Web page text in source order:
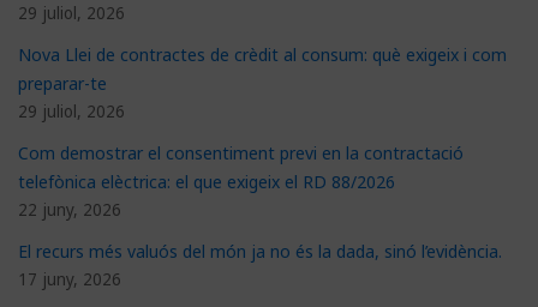
29 juliol, 2026
Nova Llei de contractes de crèdit al consum: què exigeix i com
preparar-te
29 juliol, 2026
Com demostrar el consentiment previ en la contractació
telefònica elèctrica: el que exigeix el RD 88/2026
22 juny, 2026
El recurs més valuós del món ja no és la dada, sinó l’evidència.
17 juny, 2026